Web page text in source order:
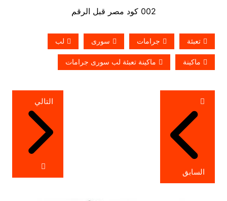
002 كود مصر قبل الرقم
تعبئة جرامات سورى لب
ماكينة ماكينة تعبئة لب سورى جرامات
تصفّح
المقالات
السابق
التالي